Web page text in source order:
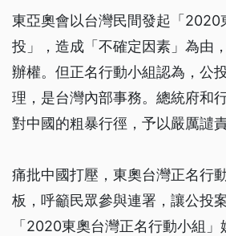
東亞奧會以台灣民間發起「2020
投」，造成「不確定因素」為由
辦權。但正名行動小組認為，公
理，是台灣內部事務。總統府和
對中國的粗暴行徑，予以嚴厲譴責
痛批中國打壓，東奧台灣正名行
板，呼籲民眾參與連署，讓公投
「2020東奧台灣正名行動小組